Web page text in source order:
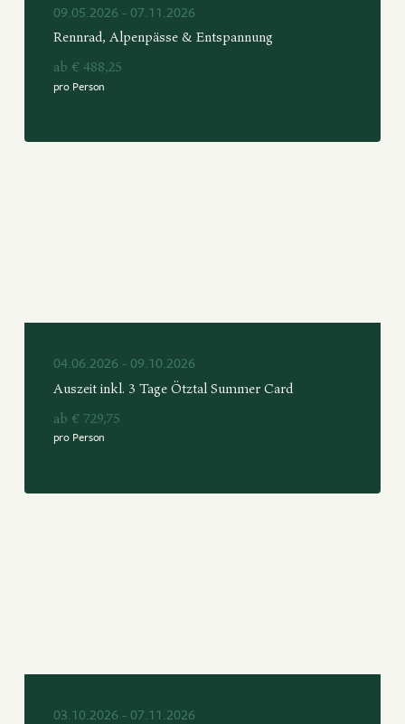
09.05.2026 - 07.11.2026
Rennrad, Alpenpässe & Entspannung
ab € 488,25
pro Person
04.06.2026 - 09.10.2026
Auszeit inkl. 3 Tage Ötztal Summer Card
ab € 729,75
pro Person
03.10.2026 - 07.11.2026